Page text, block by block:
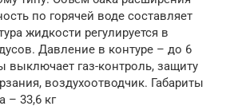
по горячей воде составляет
жидкости регулируется в
Давление в контуре – до 6
выключает газ-контроль, защиту
воздухоотводчик. Габариты
– 33,6 кг